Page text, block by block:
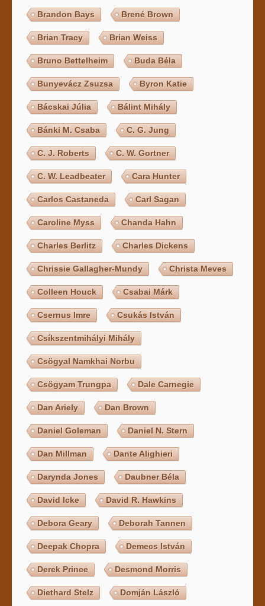
Brandon Bays Brené Brown
Brian Tracy Brian Weiss
Bruno Bettelheim Buda Béla
Bunyevácz Zsuzsa Byron Katie
Bácskai Júlia Bálint Mihály
Bánki M. Csaba C. G. Jung
C. J. Roberts C. W. Gortner
C. W. Leadbeater Cara Hunter
Carlos Castaneda Carl Sagan
Caroline Myss Chanda Hahn
Charles Berlitz Charles Dickens
Chrissie Gallagher-Mundy Christa Meves
Colleen Houck Csabai Márk
Csernus Imre Csukás István
Csíkszentmihályi Mihály
Csögyal Namkhai Norbu
Csögyam Trungpa Dale Carnegie
Dan Ariely Dan Brown
Daniel Goleman Daniel N. Stern
Dan Millman Dante Alighieri
Darynda Jones Daubner Béla
David Icke David R. Hawkins
Debora Geary Deborah Tannen
Deepak Chopra Demecs István
Derek Prince Desmond Morris
Diethard Stelz Domján László